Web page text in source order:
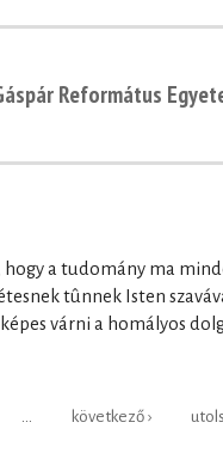
Református
a tudomány ma
tûnnek Isten
várni a homályos
következő ›